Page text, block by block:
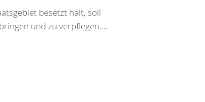
besetzt hält, soll
und zu verpflegen....